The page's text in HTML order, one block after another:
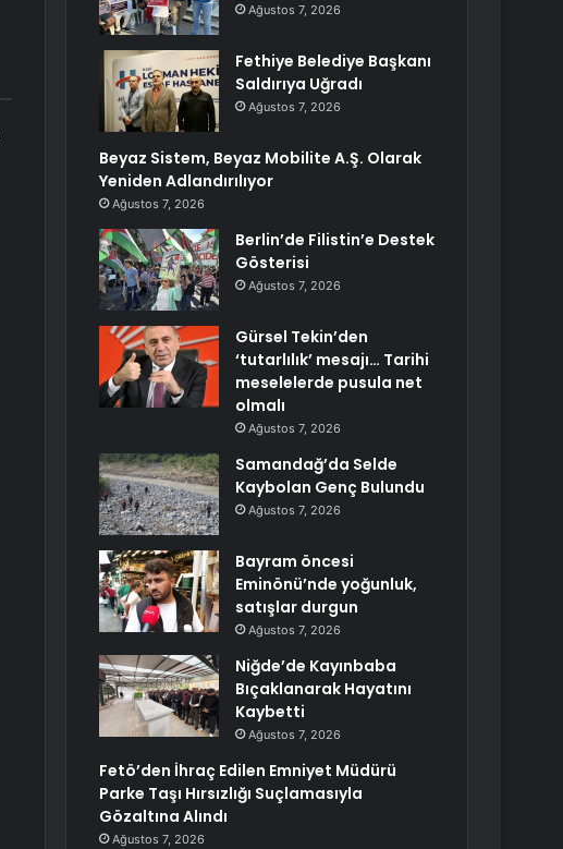
Ağustos 7, 2026
Fethiye Belediye Başkanı
Saldırıya Uğradı
Ağustos 7, 2026
Beyaz Sistem, Beyaz Mobilite A.Ş. Olarak
Yeniden Adlandırılıyor
Ağustos 7, 2026
Berlin’de Filistin’e Destek
Gösterisi
Ağustos 7, 2026
Gürsel Tekin’den
‘tutarlılık’ mesajı… Tarihi
meselelerde pusula net
olmalı
Ağustos 7, 2026
Samandağ’da Selde
Kaybolan Genç Bulundu
Ağustos 7, 2026
Bayram öncesi
Eminönü’nde yoğunluk,
satışlar durgun
Ağustos 7, 2026
Niğde’de Kayınbaba
Bıçaklanarak Hayatını
Kaybetti
Ağustos 7, 2026
Fetö’den İhraç Edilen Emniyet Müdürü
Parke Taşı Hırsızlığı Suçlamasıyla
Gözaltına Alındı
Ağustos 7, 2026